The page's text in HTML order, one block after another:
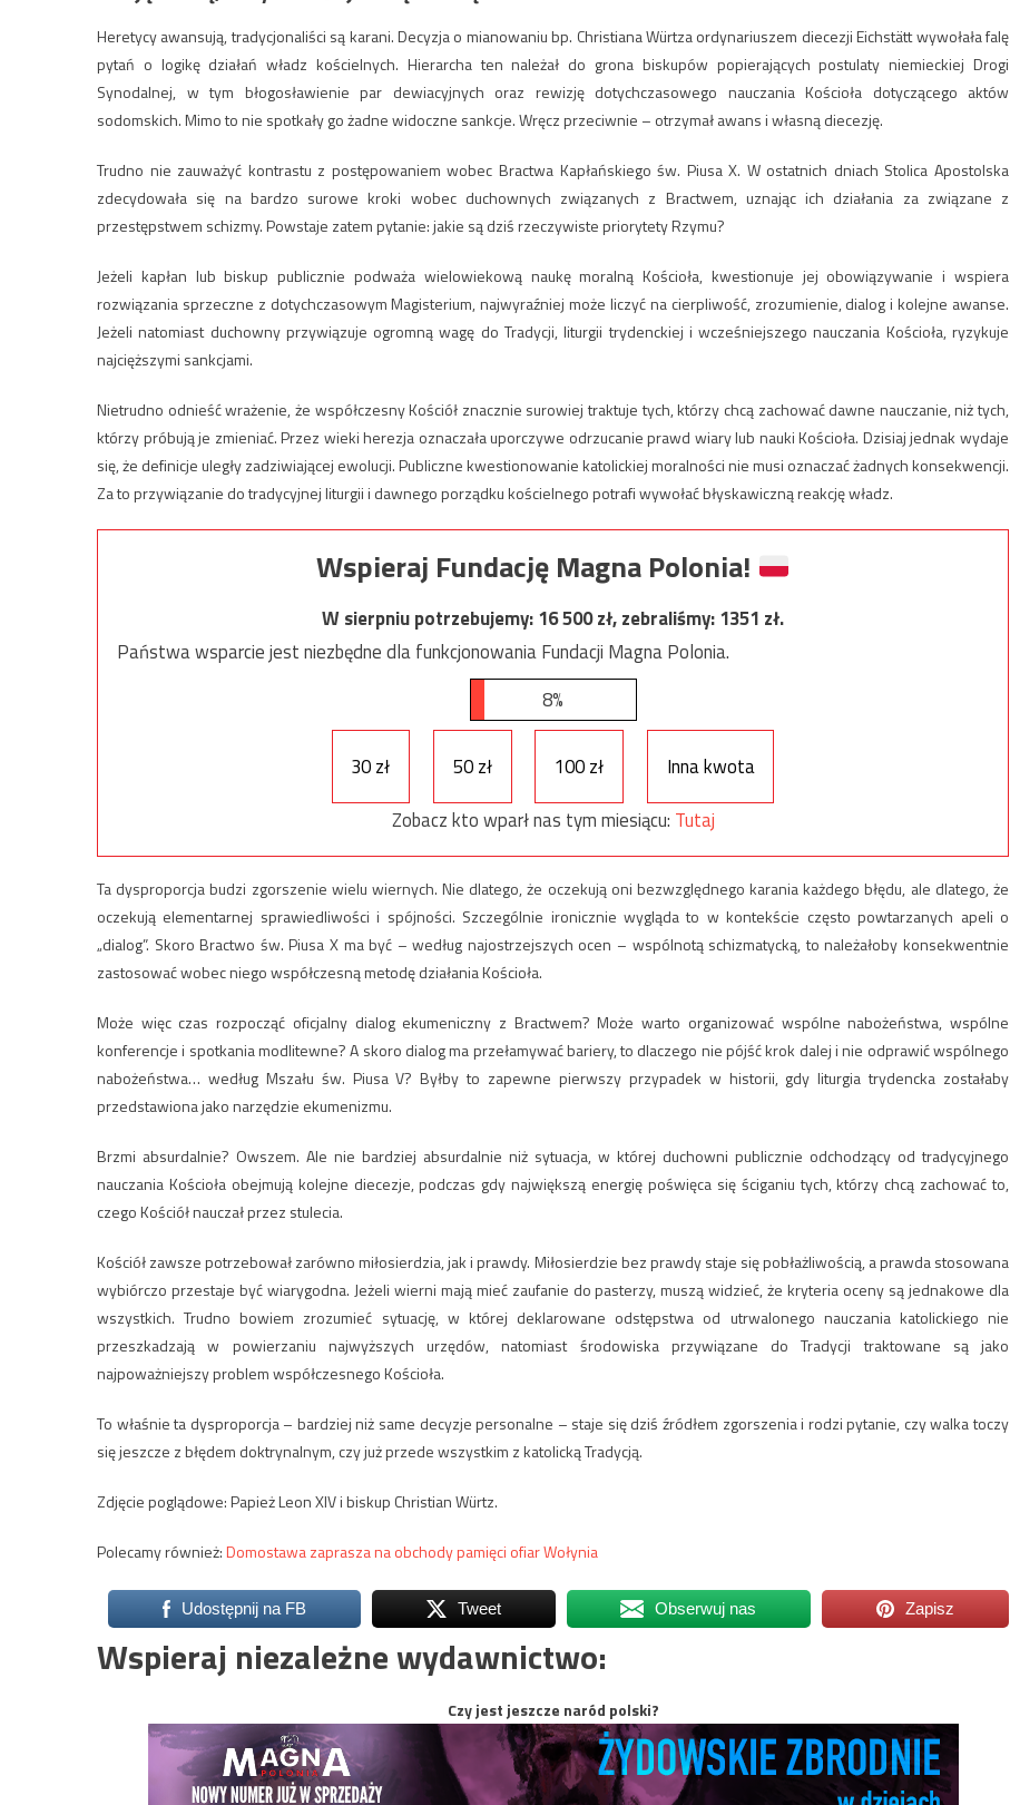
Heretycy awansują, tradycjonaliści są karani. Decyzja o mianowaniu bp. Christiana Würtza ordynariuszem diecezji Eichstätt wywołała falę
pytań o logikę działań władz kościelnych. Hierarcha ten należał do grona biskupów popierających postulaty niemieckiej Drogi
Synodalnej, w tym błogosławienie par dewiacyjnych oraz rewizję dotychczasowego nauczania Kościoła dotyczącego aktów
sodomskich. Mimo to nie spotkały go żadne widoczne sankcje. Wręcz przeciwnie – otrzymał awans i własną diecezję.
Trudno nie zauważyć kontrastu z postępowaniem wobec Bractwa Kapłańskiego św. Piusa X. W ostatnich dniach Stolica Apostolska
zdecydowała się na bardzo surowe kroki wobec duchownych związanych z Bractwem, uznając ich działania za związane z
przestępstwem schizmy. Powstaje zatem pytanie: jakie są dziś rzeczywiste priorytety Rzymu?
Jeżeli kapłan lub biskup publicznie podważa wielowiekową naukę moralną Kościoła, kwestionuje jej obowiązywanie i wspiera
rozwiązania sprzeczne z dotychczasowym Magisterium, najwyraźniej może liczyć na cierpliwość, zrozumienie, dialog i kolejne awanse.
Jeżeli natomiast duchowny przywiązuje ogromną wagę do Tradycji, liturgii trydenckiej i wcześniejszego nauczania Kościoła, ryzykuje
najcięższymi sankcjami.
Nietrudno odnieść wrażenie, że współczesny Kościół znacznie surowiej traktuje tych, którzy chcą zachować dawne nauczanie, niż tych,
którzy próbują je zmieniać. Przez wieki herezja oznaczała uporczywe odrzucanie prawd wiary lub nauki Kościoła. Dzisiaj jednak wydaje
się, że definicje uległy zadziwiającej ewolucji. Publiczne kwestionowanie katolickiej moralności nie musi oznaczać żadnych konsekwencji.
Za to przywiązanie do tradycyjnej liturgii i dawnego porządku kościelnego potrafi wywołać błyskawiczną reakcję władz.
Wspieraj Fundację Magna Polonia!
W sierpniu potrzebujemy:16 500zł, zebraliśmy:1351 zł.
Państwa wsparcie jest niezbędne dla funkcjonowania Fundacji Magna Polonia.
8%
30 zł 50 zł 100 zł
Inna kwota
Zobacz kto wparł nas tym miesiącu: Tutaj
Ta dysproporcja budzi zgorszenie wielu wiernych. Nie dlatego, że oczekują oni bezwzględnego karania każdego błędu, ale dlatego, że
oczekują elementarnej sprawiedliwości i spójności. Szczególnie ironicznie wygląda to w kontekście często powtarzanych apeli o
„dialog”. Skoro Bractwo św. Piusa X ma być – według najostrzejszych ocen – wspólnotą schizmatycką, to należałoby konsekwentnie
zastosować wobec niego współczesną metodę działania Kościoła.
Może więc czas rozpocząć oficjalny dialog ekumeniczny z Bractwem? Może warto organizować wspólne nabożeństwa, wspólne
konferencje i spotkania modlitewne? A skoro dialog ma przełamywać bariery, to dlaczego nie pójść krok dalej i nie odprawić wspólnego
nabożeństwa… według Mszału św. Piusa V? Byłby to zapewne pierwszy przypadek w historii, gdy liturgia trydencka zostałaby
przedstawiona jako narzędzie ekumenizmu.
Brzmi absurdalnie? Owszem. Ale nie bardziej absurdalnie niż sytuacja, w której duchowni publicznie odchodzący od tradycyjnego
nauczania Kościoła obejmują kolejne diecezje, podczas gdy największą energię poświęca się ściganiu tych, którzy chcą zachować to,
czego Kościół nauczał przez stulecia.
Kościół zawsze potrzebował zarówno miłosierdzia, jak i prawdy. Miłosierdzie bez prawdy staje się pobłażliwością, a prawda stosowana
wybiórczo przestaje być wiarygodna. Jeżeli wierni mają mieć zaufanie do pasterzy, muszą widzieć, że kryteria oceny są jednakowe dla
wszystkich. Trudno bowiem zrozumieć sytuację, w której deklarowane odstępstwa od utrwalonego nauczania katolickiego nie
przeszkadzają w powierzaniu najwyższych urzędów, natomiast środowiska przywiązane do Tradycji traktowane są jako
najpoważniejszy problem współczesnego Kościoła.
To właśnie ta dysproporcja – bardziej niż same decyzje personalne – staje się dziś źródłem zgorszenia i rodzi pytanie, czy walka toczy
się jeszcze z błędem doktrynalnym, czy już przede wszystkim z katolicką Tradycją.
Zdjęcie poglądowe: Papież Leon XIV i biskup Christian Würtz.
Polecamy również:Domostawa zaprasza na obchody pamięci ofiar Wołynia
Udostępnij na FB Tweet Obserwuj nas Zapisz
Wspieraj niezależne wydawnictwo:
Czy jest jeszcze naród polski?